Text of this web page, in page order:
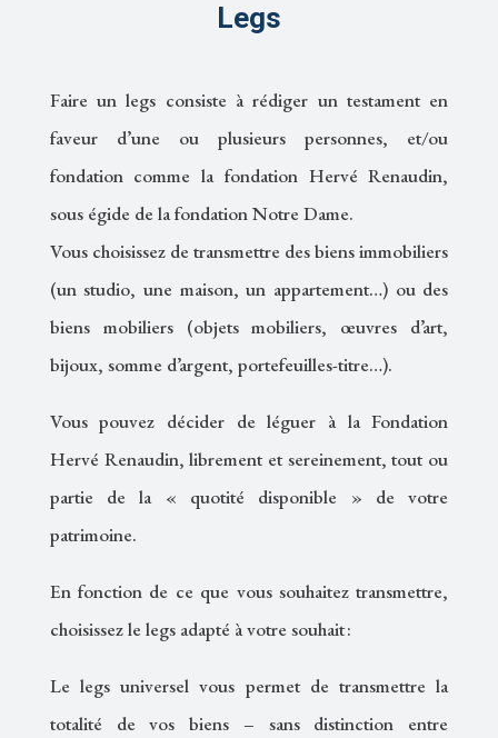
Legs
Faire un legs consiste à rédiger un testament en
faveur d’une ou plusieurs personnes, et/ou
fondation comme la fondation Hervé Renaudin,
sous égide de la fondation Notre Dame.
Vous choisissez de transmettre des biens immobiliers
(un studio, une maison, un appartement…) ou des
biens mobiliers (objets mobiliers, œuvres d’art,
bijoux, somme d’argent, portefeuilles-titre…).
Vous pouvez décider de léguer à la Fondation
Hervé Renaudin, librement et sereinement, tout ou
partie de la « quotité disponible » de votre
patrimoine.
En fonction de ce que vous souhaitez transmettre,
choisissez le legs adapté à votre souhait :
Le legs universel vous permet de transmettre la
totalité de vos biens – sans distinction entre